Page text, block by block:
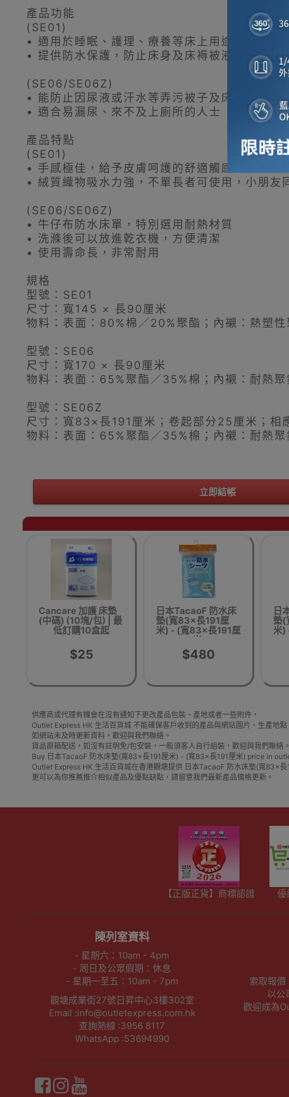
產品功能
(SE01)
• 適用於睡眠、護理、療養等床上用途
• 提供防水保護，防止床身及床褥被液體弄污，
(SE06/SE06Z)
• 能防止因尿液或汗水等弄污被子及床墊
• 適合易漏尿、來不及上廁所的人士
產品特點
(SE01)
• 手感極佳，給予皮膚呵護的舒適觸感
• 絨質織物吸水力強，不單長者可使用，小朋友
(SE06/SE06Z)
• 牛仔布防水床單，特別選用耐熱材質
• 洗滌後可以放進乾衣機，方便清潔
• 使用壽命長，非常耐用
規格
型號：SE01
尺寸：寬145 × 長90厘米
物料：表面：80%棉／20%聚酯；內襯：熱塑性
型號：SE06
尺寸：寬170 × 長90厘米
物料：表面：65%聚酯／35%棉；內襯：耐熱
型號：SE06Z
尺寸：寬83×長191厘米；卷起部分25厘米；相
物料：表面：65%聚酯／35%棉；內襯：耐熱
立即結帳
Cancare 加護 床墊
(中碼) (10塊/包) | 最
低訂購10盒起
$25
日本TacaoF 防水床
墊(寬83×長191厘
米) - (寬83×長191厘
米)
$480
日
墊(
米)
供應商或代理有機會在沒有通知下更改產品包裝、產地或者一些附件，
Outlet Express HK 生活百貨城 不能確保客戶收到的產品與網站圖片、生產地
如網站未及時更新資料，歡迎與我們聯絡。
貨品原箱配送，如沒有註明免/包安裝，一般須客人自行組裝，歡迎與我們聯絡。
Buy 日本TacaoF 防水床墊(寬83×長191厘米) - (寬83×長191厘米) price in
Outlet Express HK 生活百貨城在香港觀塘提供 日本TacaoF 防水床墊(寬83×
更可以為你推薦推介相似產品及優點缺點，請留意我們最新產品價格更新。
【正版正貨】商標認證 優
陳列室資料
- 星期六：10am - 4pm
- 周日及公眾假期：休息
- 星期一至五：10am - 7pm
觀塘成業街27號日昇中心3樓302室
Email :info@outletexpress.com.hk
查詢熱線 :3956 8117
WhatsApp :53694990
索取報價
以公
歡迎成為